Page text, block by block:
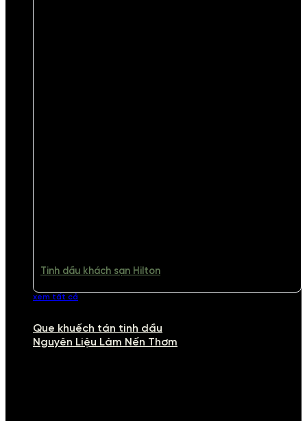
Tinh dầu khách sạn Hilton
xem tất cả
Que khuếch tán tinh dầu
Nguyên Liệu Làm Nến Thơm